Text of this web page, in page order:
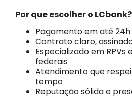
Por que escolher o LCbank?
Pagamento em até 24h
Contrato claro,
Especializado em RPVs
federais
Atendimento que
tempo
Reputação sólida e